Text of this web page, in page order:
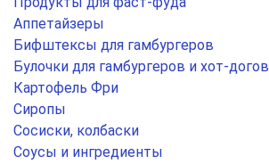
Аппетайзеры
Бифштексы для гамбургеров
Булочки для гамбургеров и хот-догов
Картофель Фри
Сиропы
Сосиски, колбаски
Соусы и ингредиенты